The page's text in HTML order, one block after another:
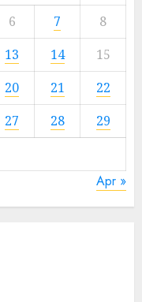
6 7
8
13 14
15
20 21
22
27 28
29
Apr »